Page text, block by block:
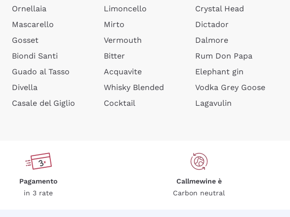
Ornellaia
Mascarello
Gosset
Biondi Santi
Guado al Tasso
Divella
Casale del Giglio
Limoncello
Mirto
Vermouth
Bitter
Acquavite
Whisky Blended
Cocktail
Crystal Head
Dictador
Dalmore
Rum Don Papa
Elephant gin
Vodka Grey Goose
Lagavulin
Pagamento
in 3 rate
Callmewine è
Carbon neutral